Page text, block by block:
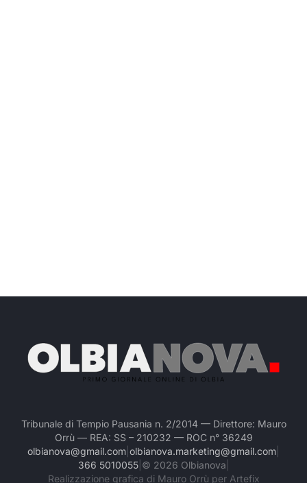
Tribunale di Tempio Pausania n. 2/2014 — Direttore: Mauro
Orrù — REA: SS – 210232 — ROC n° 36249
olbianova@gmail.com olbianova.marketing@gmail.com
366 5010055| © 2026 Olbianova
Realizzazione grafica di Mauro Orrù per Artefix